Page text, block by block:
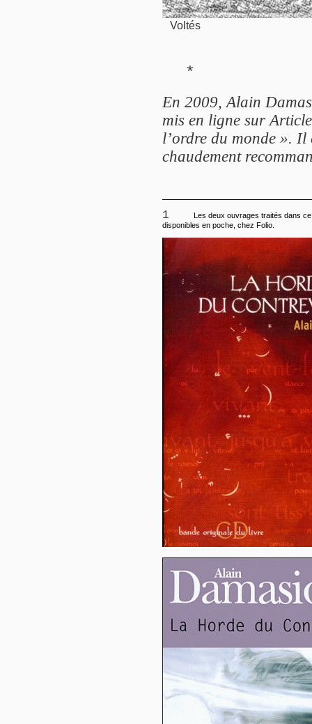
Voltés
*
En 2009, Alain
mis en ligne sur
l’ordre du monde ».
chaudement
1
Les deux ouvrages traités dans
disponibles en poche, chez Folio.